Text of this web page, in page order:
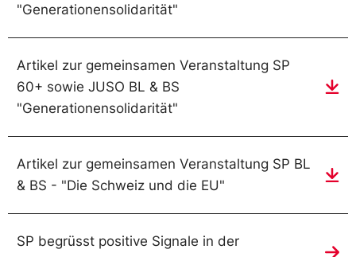
"Generationensolidarität"
Artikel zur gemeinsamen Veranstaltung SP
60+ sowie JUSO BL & BS
"Generationensolidarität"
Artikel zur gemeinsamen Veranstaltung SP BL
& BS - "Die Schweiz und die EU"
SP begrüsst positive Signale in der